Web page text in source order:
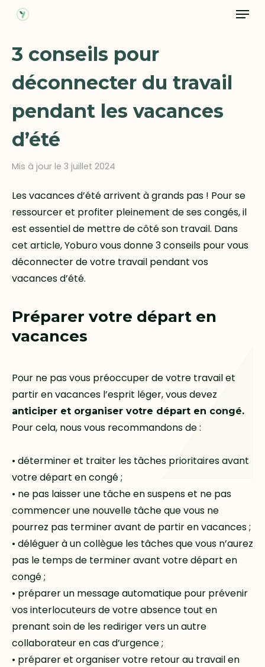
Skip
content
Menu
3 conseils pour
déconnecter du travail
pendant les vacances
d’été
Mis à jour le 3 juillet 2024
Les vacances d’été arrivent à grands pas ! Pour se
ressourcer et profiter pleinement de ses congés, il
est essentiel de mettre de côté son travail. Dans
cet article, Yoburo vous donne 3 conseils pour vous
déconnecter de votre travail pendant vos
vacances d’été.
Préparer votre départ en
vacances
Pour ne pas vous préoccuper de votre travail et
partir en vacances l’esprit léger, vous devez
anticiper et organiser votre départ en congé.
Pour cela, nous vous recommandons de :
• déterminer et traiter les tâches prioritaires avant
votre départ en congé ;
• ne pas laisser une tâche en suspens et ne pas
commencer une nouvelle tâche que vous ne
pourrez pas terminer avant de partir en vacances ;
• déléguer à un collègue les tâches que vous n’aurez
pas le temps de terminer avant votre départ en
congé ;
• préparer un message automatique pour prévenir
vos interlocuteurs de votre absence tout en
prenant soin de les rediriger vers un autre
collaborateur en cas d’urgence ;
• préparer et organiser votre retour au travail en